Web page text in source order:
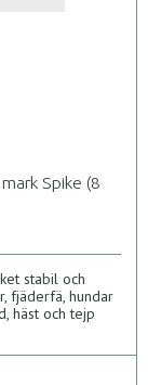
Spike (8
stabil och
fjäderfä, hundar
häst och tejp